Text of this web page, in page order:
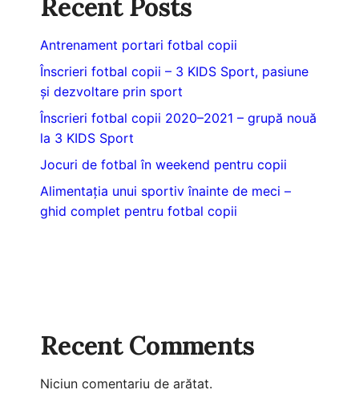
Recent Posts
Antrenament portari fotbal copii
Înscrieri fotbal copii – 3 KIDS Sport, pasiune
și dezvoltare prin sport
Înscrieri fotbal copii 2020–2021 – grupă nouă
la 3 KIDS Sport
Jocuri de fotbal în weekend pentru copii
Alimentația unui sportiv înainte de meci –
ghid complet pentru fotbal copii
Recent Comments
Niciun comentariu de arătat.